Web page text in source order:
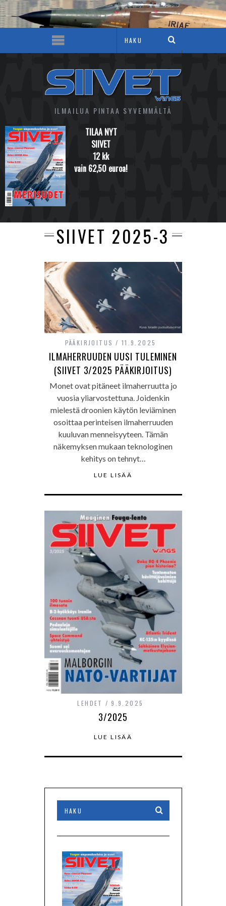
ILMAILUA PINTAA SYVEMMÄLTÄ
TILAA NYT
SIIVET
12 kk
vain 62,50 euroa!
SIIVET 2025-3
PÄÄKIRJOITUS 11.9.2025
ILMAHERRUUDEN UUSI TULEMINEN
(SIIVET 3/2025 PÄÄKIRJOITUS)
Monet ovat pitäneet ilmaherruutta jo
vuosia yliarvostettuna. Joidenkin
mielestä droonien käytön leviäminen
osoittaa perinteisen ilmaherruuden
kuuluvan menneisyyteen. Tämän
näkemyksen mukaan teknologinen
kehitys on tehnyt…
LUE LISÄÄ
LEHDET 9.9.2025
3/2025
LUE LISÄÄ